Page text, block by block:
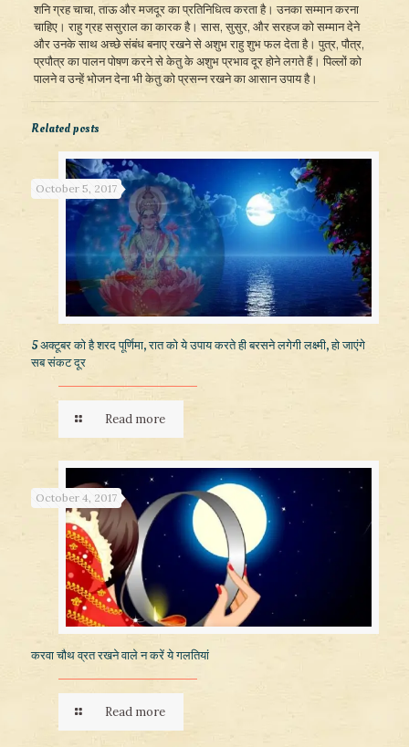
शनि ग्रह चाचा, ताऊ और मजदूर का प्रतिनिधित्व करता है। उनका सम्मान करना
चाहिए। राहु ग्रह ससुराल का कारक है। सास, सुसुर, और सरहज को सम्मान देने
और उनके साथ अच्छे संबंध बनाए रखने से अशुभ राहु शुभ फल देता है। पुत्र, पौत्र,
प्रपौत्र का पालन पोषण करने से केतु के अशुभ प्रभाव दूर होने लगते हैं। पिल्लों को
पालने व उन्हें भोजन देना भी केतु को प्रसन्न रखने का आसान उपाय है।
Related posts
October 5, 2017
5 अक्टूबर को है शरद पूर्णिमा, रात को ये उपाय करते ही बरसने लगेगी लक्ष्मी, हो जाएंगे
सब संकट दूर
Read more
October 4, 2017
करवा चौथ व्रत रखने वाले न करें ये गलतियां
Read more